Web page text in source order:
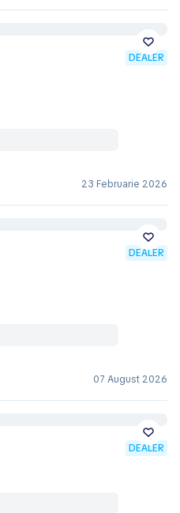
DEALER
23 Februarie 2026
DEALER
07 August 2026
DEALER